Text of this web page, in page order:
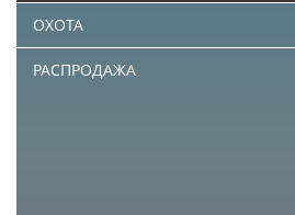
ОХОТА
РАСПРОДАЖА